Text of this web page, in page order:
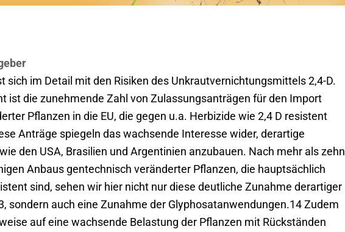
sich im Detail mit den Risiken des Unkrautvernichtungsmittels 2,4-D.
ist die zunehmende Zahl von Zulassungsanträgen für den Import
Pflanzen in die EU, die gegen u.a. Herbizide wie 2,4 D resistent
Anträge spiegeln das wachsende Interesse wider, derartige
den USA, Brasilien und Argentinien anzubauen. Nach mehr als zehn
Anbaus gentechnisch veränderter Pflanzen, die hauptsächlich
sind, sehen wir hier nicht nur diese deutliche Zunahme derartiger
sondern auch eine Zunahme der Glyphosatanwendungen.14 Zudem
auf eine wachsende Belastung der Pflanzen mit Rückständen